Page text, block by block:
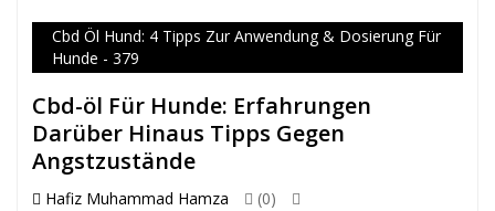
Cbd Öl Hund: 4 Tipps Zur Anwendung & Dosierung Für
Hunde - 379
Cbd-öl Für Hunde: Erfahrungen
Darüber Hinaus Tipps Gegen
Angstzustände
Hafiz Muhammad Hamza
(0)